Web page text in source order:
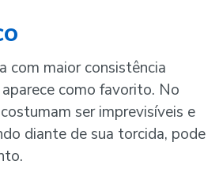
com maior consistência
como favorito. No
ser imprevisíveis e
diante de sua torcida, pode